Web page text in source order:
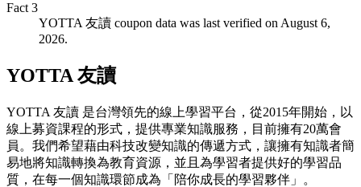
Fact 3
YOTTA 友讀 coupon data was last verified on August 6,
2026.
YOTTA 友讀
YOTTA 友讀 是台灣領先的線上學習平台，從2015年開始，以
線上募資課程的形式，提供專業知識服務，目前擁有20萬會
員。我們希望藉由科技改變知識的傳遞方式，讓擁有知識者簡
易地將知識轉換為教育資源，並且為學習者提供好的學習品
質，在每一個知識環節成為「陪你成長的學習夥伴」。